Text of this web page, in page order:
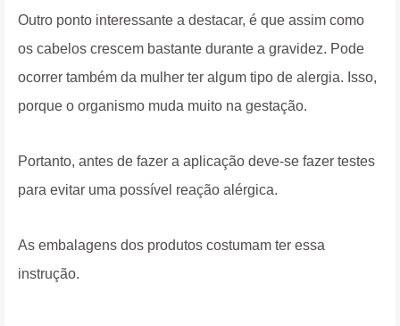
Outro ponto interessante a destacar, é que assim como
os cabelos crescem bastante durante a gravidez. Pode
ocorrer também da mulher ter algum tipo de alergia. Isso,
porque o organismo muda muito na gestação.
Portanto, antes de fazer a aplicação deve-se fazer testes
para evitar uma possível reação alérgica.
As embalagens dos produtos costumam ter essa
instrução.